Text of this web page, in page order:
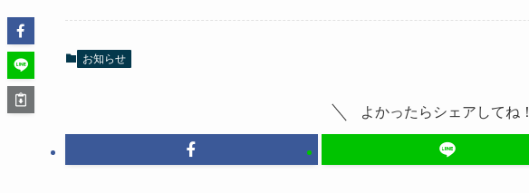
お知らせ
よかったらシェアしてね！